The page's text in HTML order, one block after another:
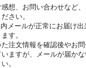
想、お問い合わせなど
さい。
メールが正常にお届け出
す。
注文情報を確認後やお
ますが、メールが届か
。